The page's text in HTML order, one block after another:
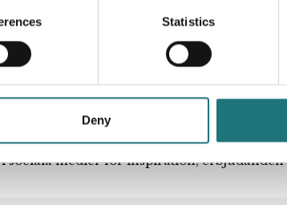
Statistics
Deny
sociala medier för inspiration,